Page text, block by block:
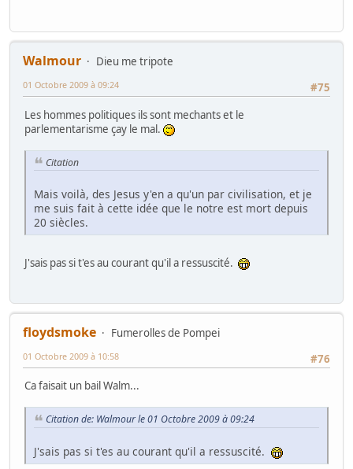
Walmour
Dieu me tripote
#75
01 Octobre 2009 à 09:24
Les hommes politiques ils sont mechants et le
parlementarisme çay le mal.
Citation
Mais voilà, des Jesus y'en a qu'un par civilisation, et je
me suis fait à cette idée que le notre est mort depuis
20 siècles.
J'sais pas si t'es au courant qu'il a ressuscité.
floydsmoke
Fumerolles de Pompei
#76
01 Octobre 2009 à 10:58
Ca faisait un bail Walm...
Citation de: Walmour le 01 Octobre 2009 à 09:24
J'sais pas si t'es au courant qu'il a ressuscité.